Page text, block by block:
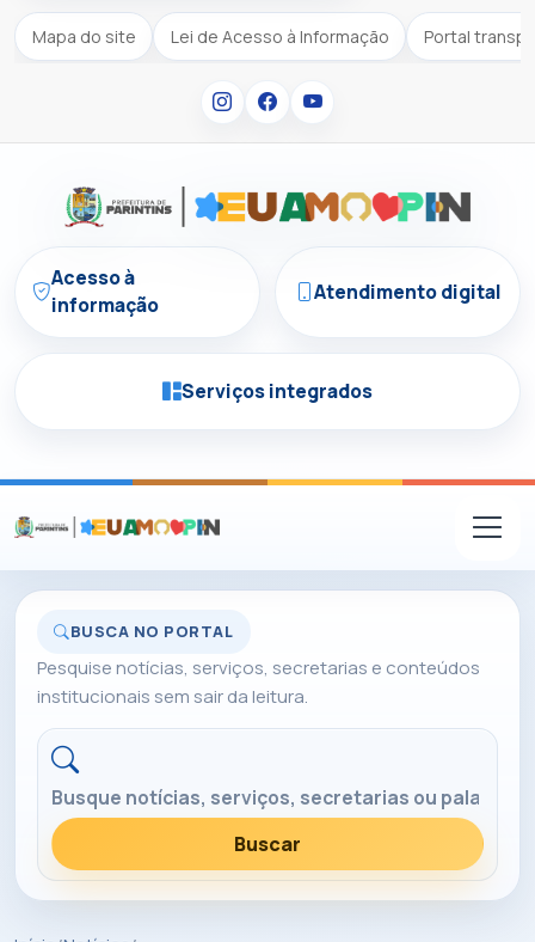
Mapa do site Lei de Acesso à Informação Portal
Acesso à
informação
Atendimento digital
Serviços integrados
BUSCA NO PORTAL
Pesquise notícias, serviços, secretarias e conteúdos
institucionais sem sair da leitura.
Buscar no portal
Buscar